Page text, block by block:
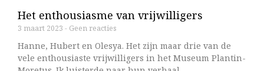
Het enthousiasme van vrijwilligers
3 maart 2023 Geen reacties
Hanne, Hubert en Olesya. Het zijn maar drie van de
vele enthousiaste vrijwilligers in het Museum Plantin-